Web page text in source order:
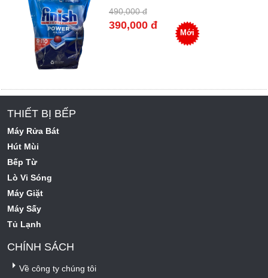
490,000 đ
390,000 đ
Mới
THIẾT BỊ BẾP
Máy Rửa Bát
Hút Mùi
Bếp Từ
Lò Vi Sóng
Máy Giặt
Máy Sấy
Tủ Lạnh
CHÍNH SÁCH
Về công ty chúng tôi